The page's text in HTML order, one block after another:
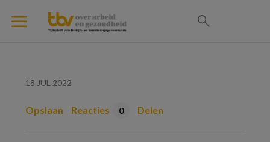
18 JUL 2022
Opslaan Reacties 0 Delen